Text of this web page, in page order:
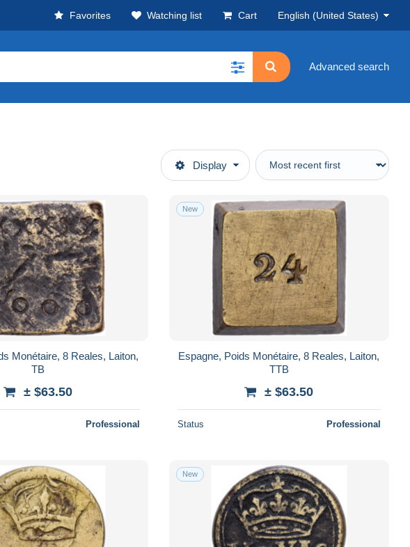
Favorites Watching list Cart English (United States)
Advanced search
Display
Monétaire, 8 Reales, Laiton,
TB
± $63.50
Professional
New
Espagne, Poids Monétaire, 8 Reales, Laiton,
TTB
± $63.50
Status Professional
New